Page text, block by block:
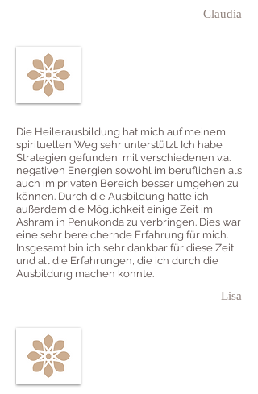
Claudia
Die Heilerausbildung hat mich auf meinem
spirituellen Weg sehr unterstützt. Ich habe
Strategien gefunden, mit verschiedenen v.a.
negativen Energien sowohl im beruflichen als
auch im privaten Bereich besser umgehen zu
können. Durch die Ausbildung hatte ich
außerdem die Möglichkeit einige Zeit im
Ashram in Penukonda zu verbringen. Dies war
eine sehr bereichernde Erfahrung für mich.
Insgesamt bin ich sehr dankbar für diese Zeit
und all die Erfahrungen, die ich durch die
Ausbildung machen konnte.
Lisa